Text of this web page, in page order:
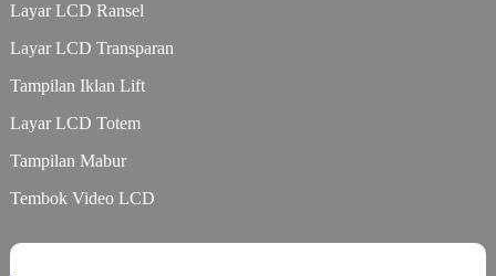
Layar LCD Ransel
Layar LCD Transparan
Tampilan Iklan Lift
Layar LCD Totem
Tampilan Mabur
Tembok Video LCD